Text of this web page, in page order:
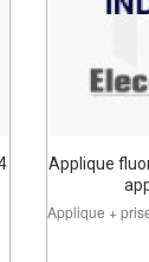
Applique
Applique +